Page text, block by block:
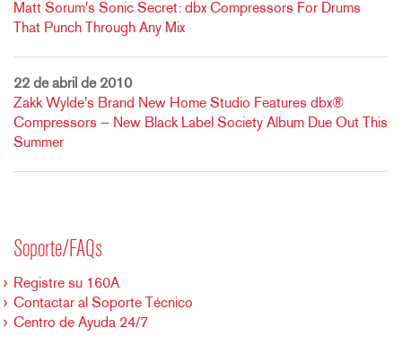
Matt Sorum's Sonic Secret: dbx Compressors For Drums
That Punch Through Any Mix
22 de abril de 2010
Zakk Wylde's Brand New Home Studio Features dbx®
Compressors — New Black Label Society Album Due Out This
Summer
Soporte/FAQs
Registre su 160A
Contactar al Soporte Técnico
Centro de Ayuda 24/7